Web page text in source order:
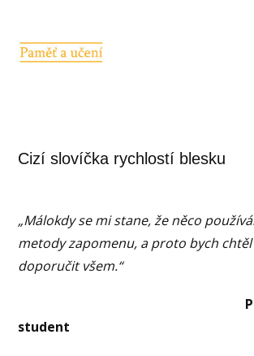
Cizí slovíčka rychlostí blesku
„Málokdy se mi stane, že něco
metody zapomenu, a proto bych
doporučit všem.“
student